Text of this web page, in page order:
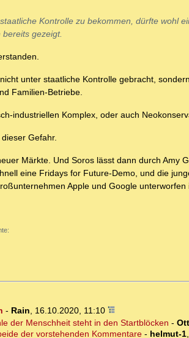
Kontrolle zu bekommen, dürfte wohl
gezeigt.
unter staatliche Kontrolle gebracht,
Familien-Betriebe.
industriellen Komplex, oder auch
Gefahr.
Märkte. Und Soros lässt dann durch Amy
eine Fridays for Future-Demo, und die
Apple und Google
- Rain, 16.10.2020, 11:10
der Menschheit steht in den Startblöcken -
der vorstehenden Kommentare- helmut-1,